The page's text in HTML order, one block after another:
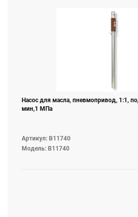
Насос для масла, пневмопривод, 1:1,
мин,1 МПа
Артикул: B11740
Модель: B11740